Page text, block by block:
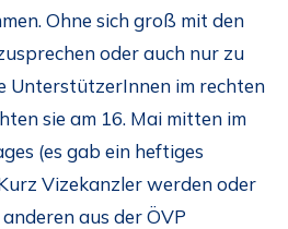
Ohne sich groß mit den
oder auch nur zu
UnterstützerInnen im rechten
sie am 16. Mai mitten im
(es gab ein heftiges
Vizekanzler werden oder
aus der ÖVP